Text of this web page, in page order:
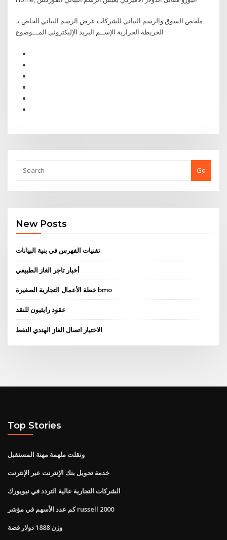
ملخص السوق والرسم البياني للشركات عرض الرسم البياني الخاص بـ
الخريطة الحرارية الإســم البريد الإليكتروني المـــوضوع
Go
New Posts
تقنيات الفهرس في بنية البيانات
أخبار تاجر الغاز الطبيعي
خطة الأعمال التجارية الصغيرة bmo
عقود رايثيون للنقد
الاختيار اتصال الغاز الهندي النفط
Top Stories
ونقلت ملهمة مهنة المستقبل
خدمة تحويل بنك الإنترنت عبر الإنترنت
الشركات التجارية عالية التردد في نيويورك
كم عدد الأسهم في مؤشر russell 2000
وزن 1888 دولار فضة